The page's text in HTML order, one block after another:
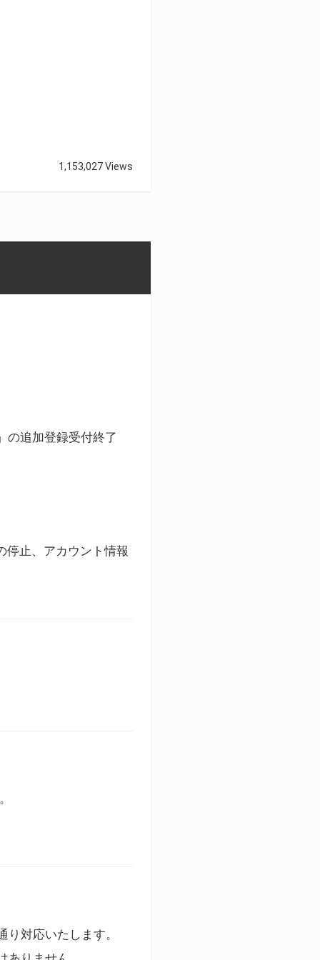
1,153,027 Views
の追加登録受付終了
停止、アカウント情報
対応いたします。